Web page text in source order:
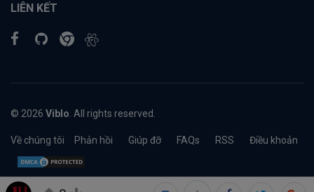
LIÊN KẾT
© 2026 Viblo . All rights reserved.
Về chúng tôi Phản hồi Giúp đỡ FAQs RSS Điều khoản